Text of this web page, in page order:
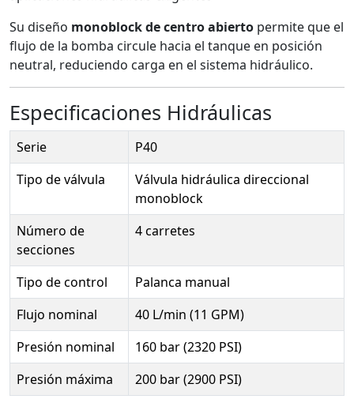
Su diseño monoblock de centro abierto permite que el
flujo de la bomba circule hacia el tanque en posición
neutral, reduciendo carga en el sistema hidráulico.
Especificaciones Hidráulicas
Serie
P40
Tipo de válvula
Válvula hidráulica direccional
monoblock
Número de
secciones
4 carretes
Tipo de control
Palanca manual
Flujo nominal
40 L/min (11 GPM)
Presión nominal
160 bar (2320 PSI)
Presión máxima
200 bar (2900 PSI)